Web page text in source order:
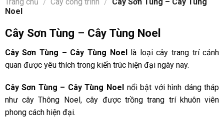
Noel
Cây Sơn Tùng – Cây Tùng Noel
Cây Sơn Tùng – Cây Tùng Noellà loại cây trang trí cảnh
quan được yêu thích trong kiến trúc hiện đại ngày nay.
Cây Sơn Tùng – Cây Tùng Noel nổi bật với hình dáng tháp
như cây Thông Noel, cây được trồng trang trí khuôn viên
phong cách hiện đại.